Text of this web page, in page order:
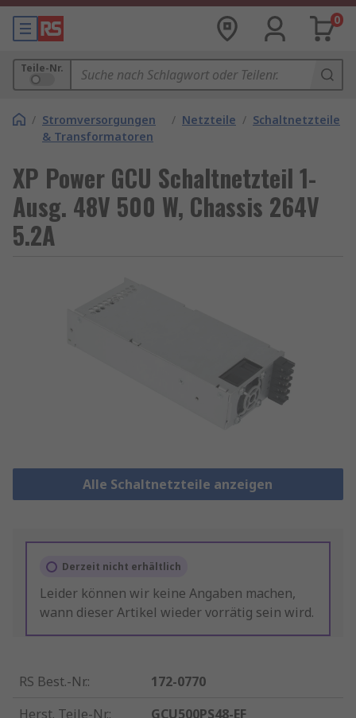
0
Teile-Nr.
/ Stromversorgungen
& Transformatoren
/ Netzteile / Schaltnetzteile
XP Power GCU Schaltnetzteil 1-
Ausg. 48V 500 W, Chassis 264V
5.2A
Alle Schaltnetzteile anzeigen
Derzeit nicht erhältlich
Leider können wir keine Angaben machen,
wann dieser Artikel wieder vorrätig sein wird.
RS Best.-Nr.:
172-0770
Herst. Teile-Nr.:
GCU500PS48-EF